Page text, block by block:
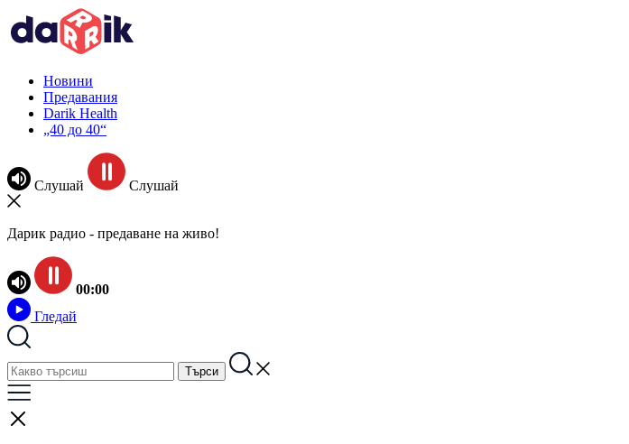
Новини
Предавания
Darik Health
„40 до 40“
Слушай Слушай
Дарик радио - предаване на живо!
00:00
Гледай